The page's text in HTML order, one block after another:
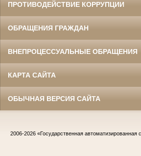
ПРОТИВОДЕЙСТВИЕ КОРРУПЦИИ
ОБРАЩЕНИЯ ГРАЖДАН
ВНЕПРОЦЕССУАЛЬНЫЕ ОБРАЩЕНИЯ
КАРТА САЙТА
ОБЫЧНАЯ ВЕРСИЯ САЙТА
2006-2026 «Государственная